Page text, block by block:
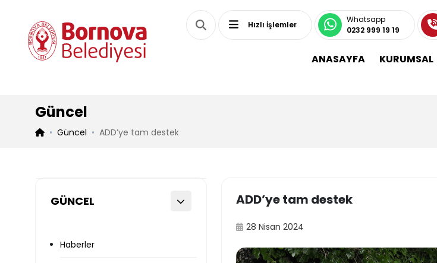
Hızlı İşlemler
Whatsapp
0232 999 19 19
ANASAYFA KURUMSAL
Güncel
Güncel ADD’ye tam destek
GÜNCEL
Haberler
ADD’ye tam destek
28 Nisan 2024